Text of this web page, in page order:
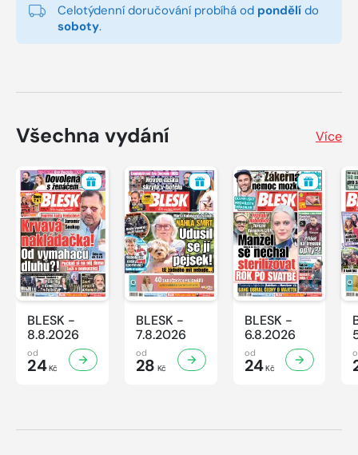
Celotýdenní doručování probíhá od pondělí do
soboty.
Všechna vydání Více
BLESK -
8.8.2026
od
24Kč
BLESK -
7.8.2026
od
28 Kč
BLESK -
6.8.2026
od
24Kč